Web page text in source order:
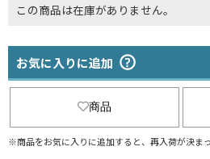
この商品は在庫がありません。
お気に入りに追加
商品
※商品をお気に入りに追加すると、再入荷が決ま